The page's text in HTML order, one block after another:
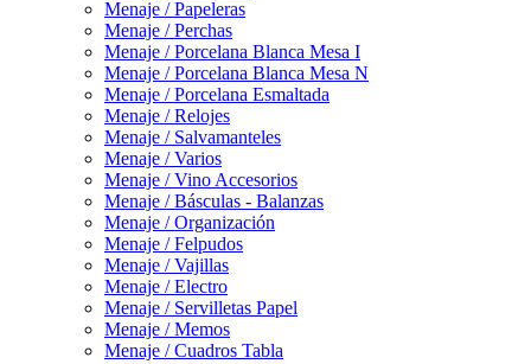
Menaje / Papeleras
Menaje / Perchas
Menaje / Porcelana Blanca Mesa I
Menaje / Porcelana Blanca Mesa N
Menaje / Porcelana Esmaltada
Menaje / Relojes
Menaje / Salvamanteles
Menaje / Varios
Menaje / Vino Accesorios
Menaje / Básculas - Balanzas
Menaje / Organización
Menaje / Felpudos
Menaje / Vajillas
Menaje / Electro
Menaje / Servilletas Papel
Menaje / Memos
Menaje / Cuadros Tabla